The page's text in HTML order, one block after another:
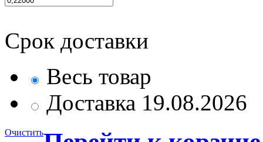
Срок доставки
Весь товар
Доставка 19.08.2026
Очистить